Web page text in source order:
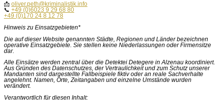
📩 oliver.peth@kriminalistik.info
📞 +49 (0)6023 9 29 68 80
+49 (0)170 24 8 12 78
Hinweis zu Einsatzgebieten*
Die auf dieser Website genannten Städte, Regionen und Länder bezeichnen
operative Einsatzgebiete. Sie stellen keine Niederlassungen oder Firmensitze
dar.
Alle Einsätze werden zentral über die Detektei Detegere in Alzenau koordiniert.
Aus Gründen des Datenschutzes, der Vertraulichkeit und zum Schutz unserer
Mandanten sind dargestellte Fallbeispiele fiktiv oder an reale Sachverhalte
angelehnt. Namen, Orte, Zeitangaben und einzelne Umstände wurden
verändert.
Verantwortlich für diesen Inhalt: